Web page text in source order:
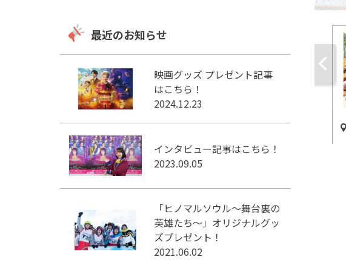
最近のお知らせ
映画グッズ プレゼント記事
はこちら！
2024.12.23
インタビュー記事はこちら！
2023.09.05
「ヒノマルソウル～舞台裏の
英雄たち～」オリジナルグッ
ズプレゼント！
2021.06.02